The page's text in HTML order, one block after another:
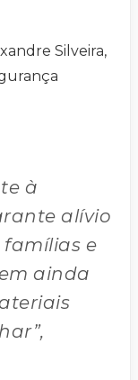
Silveira,
à
alívio
e
ainda